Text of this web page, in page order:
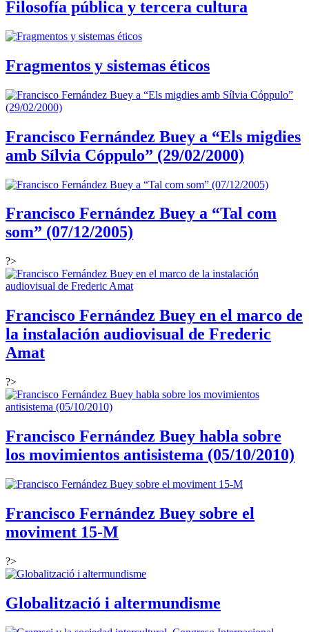
Filosofía pública y tercera cultura
Fragmentos y sistemas éticos
Francisco Fernández Buey a “Els migdies
amb Sílvia Cóppulo” (29/02/2000)
Francisco Fernández Buey a “Tal com
som” (07/12/2005)
?>
Francisco Fernández Buey en el marco de
la instalación audiovisual de Frederic
Amat
?>
Francisco Fernández Buey habla sobre
los movimientos antisistema (05/10/2010)
Francisco Fernández Buey sobre el
moviment 15-M
?>
Globalització i altermundisme